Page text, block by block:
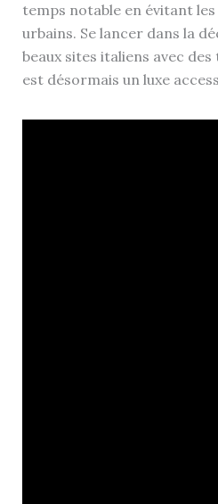
temps notable en évitant
urbains. Se lancer dans la
beaux sites italiens avec
est désormais un luxe